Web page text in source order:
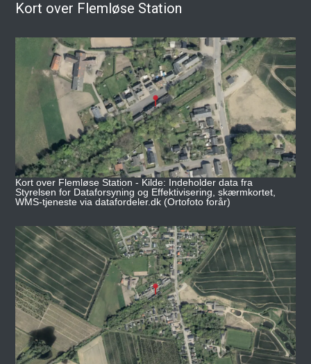
Kort over Flemløse Station
Kort over Flemløse Station - Kilde: Indeholder data fra
Styrelsen for Dataforsyning og Effektivisering, skærmkortet,
WMS-tjeneste via datafordeler.dk (Ortofoto forår)